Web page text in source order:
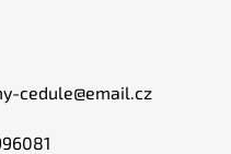
cedule@email.cz